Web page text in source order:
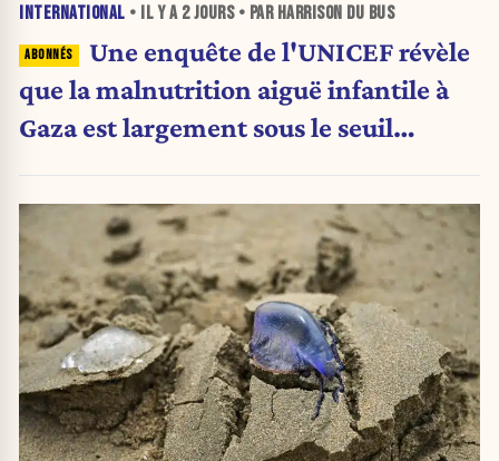
INTERNATIONAL • IL Y A 2 JOURS• PAR HARRISON DU BUS
Une enquête de l'UNICEF révèle
que la malnutrition aiguë infantile à
Gaza est largement sous le seuil